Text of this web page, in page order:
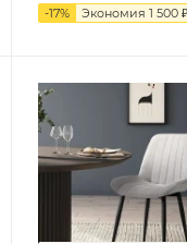
-17% Экономия 1 500 ₽